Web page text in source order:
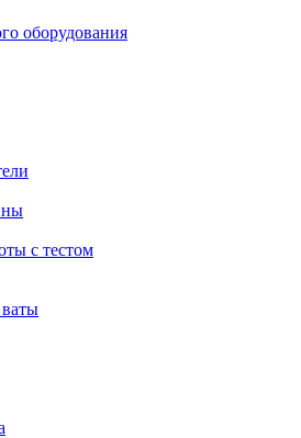
оборудования
с тестом